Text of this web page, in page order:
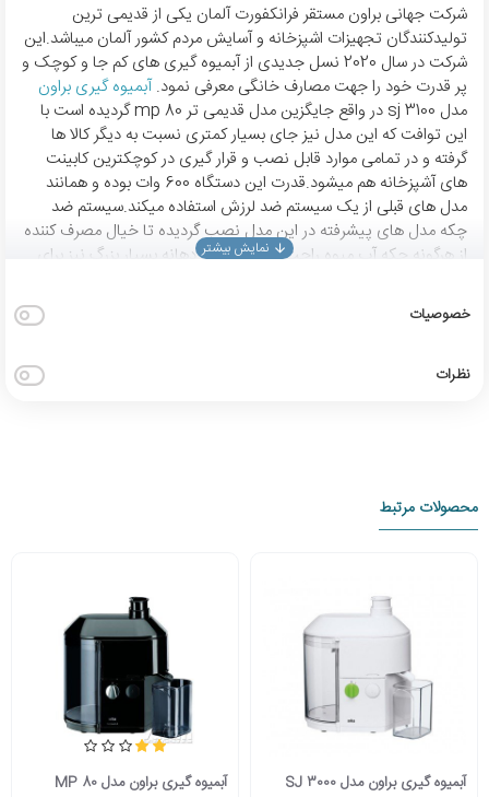
شرکت جهانی براون مستقر فرانکفورت آلمان یکی از قدیمی ترین
تولیدکنندگان تجهیزات اشپزخانه و آسایش مردم کشور آلمان میباشد.این
شرکت در سال 2020 نسل جدیدی از آبمیوه گیری های کم جا و کوچک و
پر قدرت خود را جهت مصارف خانگی معرفی نمود.آبمیوه گیری براون
مدل sj 3100 در واقع جایگزین مدل قدیمی تر mp 80 گردیده است با
این توافت که این مدل نیز جای بسیار کمتری نسبت به دیگر کالا ها
گرفته و در تمامی موارد قابل نصب و قرار گیری در کوچکترین کابینت
های آشپزخانه هم میشود.قدرت این دستگاه 600 وات بوده و همانند
مدل های قبلی از یک سیستم ضد لرزش استفاده میکند.سیستم ضد
چکه مدل های پیشرفته در این مدل نصب گردیده تا خیال مصرف کننده
از هرگونه چکه آب میوه راحت باشد.سیستم دهانه بسیار بزرگ نیز برای
است.
خصوصیات
نظرات
محصولات مرتبط
آبمیوه گیری براون مدل SJ 3000
آبمیوه گیری براون مدل MP 80